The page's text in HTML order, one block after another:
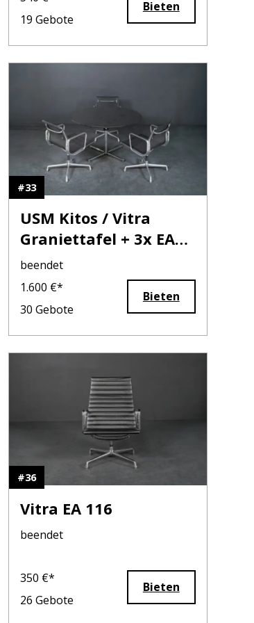
19 Gebote
Bieten
#33
USM Kitos / Vitra
Graniettafel + 3x EA
107
beendet
1.600 €*
30 Gebote
Bieten
#36
Vitra EA 116
beendet
350 €*
26 Gebote
Bieten